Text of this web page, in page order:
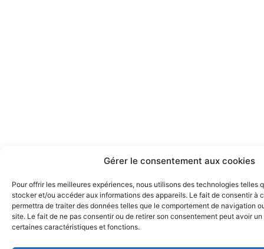
Gérer le consentement aux cookies
Pour offrir les meilleures expériences, nous utilisons des technologies telles
stocker et/ou accéder aux informations des appareils. Le fait de consentir à
permettra de traiter des données telles que le comportement de navigation
site. Le fait de ne pas consentir ou de retirer son consentement peut avoir
certaines caractéristiques et fonctions.